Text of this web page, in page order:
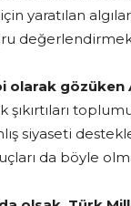
yaratılan
olarak
siyaseti
da böyle